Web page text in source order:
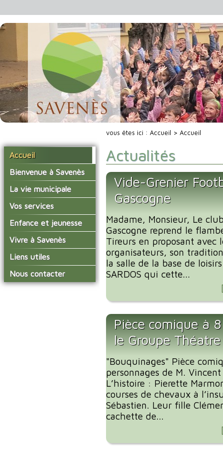
Accueil
Bienvenue à Savenès
Situer Savenès
Savenès en chiffre
L'histoire du village
Actualités de Savenès
sur ladepeche.fr
La vie municipale
Vos élus
Les compte-rendus du
conseil municipal
Les commissions
Les diverses
délégations/syndicats
L'urbanisme
Vos services
La mairie
Le service technique
Les services de l'école
Les installations
municipales
La collecte des ordures
Enfance et jeunesse
L'école primaire
La garderie et la cantine
Le temps périscolaire
La petite enfance
Vivre à Savenès
Agenda Salle des Fetes
Liens utiles
Communauté de
Communes Grand Sud
Tarn et Garonne
Nous contacter
vous êtes ici : Accueil > Accueil
Actualités
Vide-Grenier
Gascogne
Madame, Monsieur, Le
Gascogne reprend le
Tireurs en proposant avec
organisateurs, son
la salle de la base de
SARDOS qui cette...
Pièce comique à
le Groupe
"Bouquinages" Pièce
personnages de M.
L’histoire : Pierette
courses de chevaux à
Sébastien. Leur fille
cachette de...